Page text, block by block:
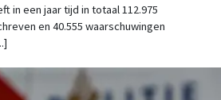
in een jaar tijd in totaal 112.975
en 40.555 waarschuwingen